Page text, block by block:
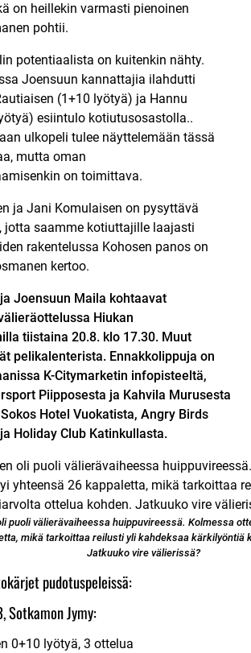
on heillekin varmasti pienoinen
pohtii.
potentiaalista on kuitenkin nähty.
Joensuun kannattajia ilahdutti
(1+10 lyötyä) ja Hannu
esiintulo kotiutusosastolla..
ulkopeli tulee näyttelemään tässä
mutta oman
on toimittava.
ja Jani Komulaisen on pysyttävä
jotta saamme kotiuttajille laajasti
rakentelussa Kohosen panos on
kertoo.
Joensuun Maila kohtaavat
Hiukan
tiistaina 20.8. klo 17.30. Muut
pelikalenterista. Ennakkolippuja on
K-Citymarketin infopisteeltä,
Piipposesta ja Kahvila Murusesta
Hotel Vuokatista, Angry Birds
Holiday Club Katinkullasta.
puoli välierävaiheessa huippuvireessä. Kolmessa
mikä tarkoittaa reilusti yli kahdeksaa kärkilyöntiä
Jatkuuko vire välierissä?
pudotuspeleissä:
Sotkamon Jymy:
0+10 lyötyä, 3 ottelua